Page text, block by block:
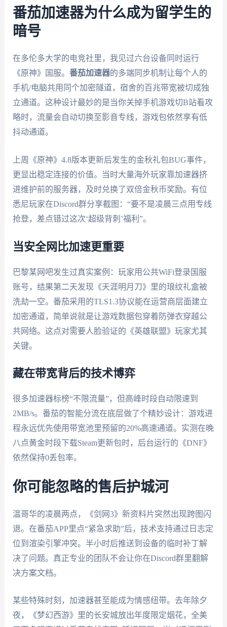
番茄加速器为什么成为留学生的
暗号
在多伦多大学的电竞社里，我见过六台设备同时运行
《原神》国服。 番茄加速器的多端同步机制让每个人的
手机/电脑共用同个加密隧道，宿舍的百兆带宽被切成独
立通道。这种设计最妙的是当你关掉手机游戏切B站看攻
略时，流量会自动切换至影音专线，游戏包依然享有低
抖动通道。
上周《原神》4.8版本更新后发生的金秋礼包BUG事件，
更显出稳定连接的价值。当时大量海外玩家靠加速器挤
进维护前的服务器，及时兑换了双倍金秋币奖励。有位
悉尼玩家在Discord群分享截图：“要不是凌晨三点用专线
抢登，差点错过这次‘超级背刺’福利”。
当安全网比加速更重要
巴黎某网吧发生过真实案例：玩家用公共WiFi登录国服
账号，结果第二天发现《天涯明月刀》里的琅纹礼盒被
洗劫一空。番茄采用的TLS1.3协议能在运营商层面建立
加密通道，简单说就是让游戏数据包穿着防弹衣穿越公
共网络。这点对需要人脸验证的《英雄联盟》玩家尤其
关键。
藏在带宽背后的技术博弈
很多加速器标榜“不限流量”，但高峰时段自动限速到
2MB/s。番茄的智能分流在底层做了个精妙设计：游戏进
程永远优先使用带宽池里预留的20%高速通道。实测在晚
八点黄金时段下载Steam更新包时，后台运行的《DNF》
依然保持0丢包率。
你可能忽略的售后护城河
温哥华的凌晨两点，《剑网3》新资料片突然出现跨图闪
退。在番茄APP里点“紧急求助”后，技术支持通过日志定
位到渲染引擎冲突。半小时后推送到设备的临时补丁解
决了问题。真正专业的团队不会让你在Discord群里翻解
决方案文档。
某些特殊时刻，加速器甚至能成为情感纽带。去年除夕
夜，《梦幻西游》里的长安城放出年度限定烟花，全美